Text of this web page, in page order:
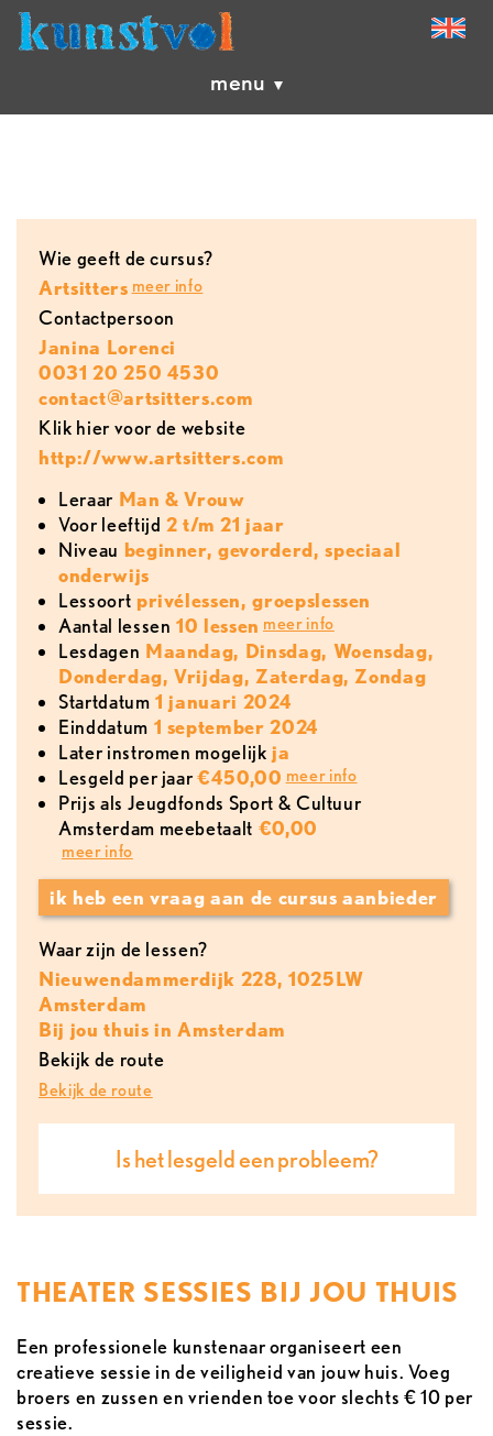
menu
THEATER SESSIES BIJ JOU THUIS
Een professionele kunstenaar organiseert een
creatieve sessie in de veiligheid van jouw huis. Voeg
broers en zussen en vrienden toe voor slechts € 10 per
sessie.
Wie geeft de cursus?
Artsitters meer info
contactpersoon
Janina Lorenci
0031 20 250 4530
contact@artsitters.com
Klik hier voor de website
http://www.artsitters.com
leraarMan & Vrouw
voor leeftijd 2 t/m 21 jaar
Niveau beginner, gevorderd, speciaal
onderwijs
lessoort privélessen, groepslessen
aantal lessen 10 lessen meer info
lesdagen Maandag, Dinsdag, Woensdag,
Donderdag, Vrijdag, Zaterdag, Zondag
Startdatum 1 januari 2024
Einddatum 1 september 2024
later instromen mogelijk ja
lesgeld per jaar€450,00 meer info
Prijs als Jeugdfonds Sport & Cultuur
Amsterdam meebetaalt €0,00
meer info
ik heb een vraag aan de cursus aanbieder
Waar zijn de lessen?
Nieuwendammerdijk 228, 1025LW
Amsterdam
Bij jou thuis in Amsterdam
Bekijk de route
Bekijk de route
Is het lesgeld een probleem?